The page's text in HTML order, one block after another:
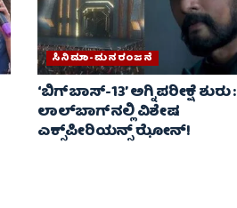
ಸಿನಿಮಾ-ಮನರಂಜನೆ
‘ಬಿಗ್‌ಬಾಸ್-13’ ಅಗ್ನಿಪರೀಕ್ಷೆ ಶುರು :
ಲಾಲ್‌ಬಾಗ್‌ನಲ್ಲಿ ವಿಶೇಷ
ಎಕ್ಸ್‌ಪೀರಿಯನ್ಸ್ ಝೋನ್!